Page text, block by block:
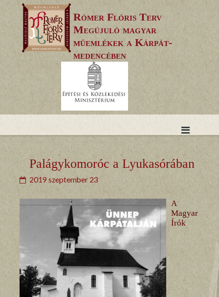
to
content
Rómer Flóris Terv
Megújuló magyar
műemlékek a Kárpát-
medencében
Palágykomoróc a Lyukasórában
2019 szeptember 23
A
Magyar
Írók